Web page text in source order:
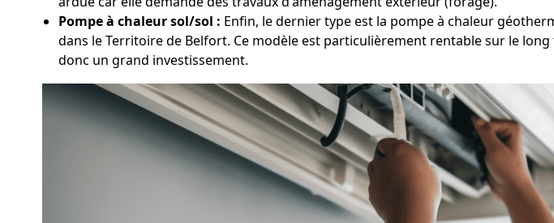
Pompe à chaleur sol/sol : Enfin, le dernier type est la pompe à chaleur
dans le Territoire de Belfort. Ce modèle est particulièrement rentable sur le
donc un grand investissement.